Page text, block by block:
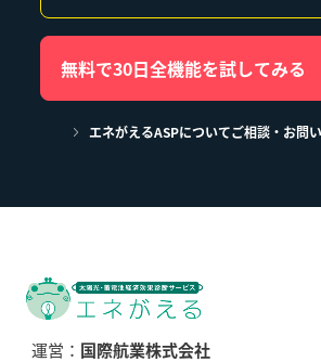
無料で30日全機能を試してみる
エネがえるASPについてご相談・お問
運営： 国際航業株式会社